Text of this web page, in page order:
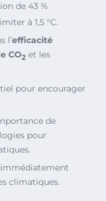
de 43 %
à 1,5 °C.
l’efficacité
CO2 et les
pour encourager
de
pour
immédiatement
climatiques.